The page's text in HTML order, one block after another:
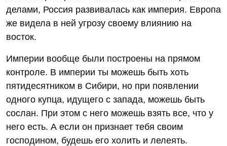
делами, Россия развивалась как империя. Европа
же видела в ней угрозу своему влиянию на
восток.
Империи вообще были построены на прямом
контроле. В империи ты можешь быть хоть
пятидесятником в Сибири, но при появлении
одного купца, идущего с запада, можешь быть
сослан. При этом с него можешь взять все, что у
него есть. А если он признает тебя своим
господином, будешь его холить и лелеять.